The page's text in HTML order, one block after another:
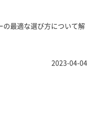
の最適な選び方について解
2023-04-04